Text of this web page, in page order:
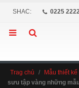
SHAC: 0225
Trag chủ / Mẫu thiết
sưu tập vàng những